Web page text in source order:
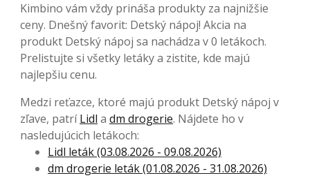
Kimbino vám vždy prináša produkty za najnižšie
ceny. Dnešný favorit: Detský nápoj! Akcia na
produkt Detský nápoj sa nachádza v 0 letákoch.
Prelistujte si všetky letáky a zistite, kde majú
najlepšiu cenu.
Medzi reťazce, ktoré majú produkt Detský nápoj v
zľave, patríLidl a dm drogerie. Nájdete ho v
nasledujúcich letákoch:
Lidl leták (03.08.2026 - 09.08.2026)
dm drogerie leták (01.08.2026 - 31.08.2026)